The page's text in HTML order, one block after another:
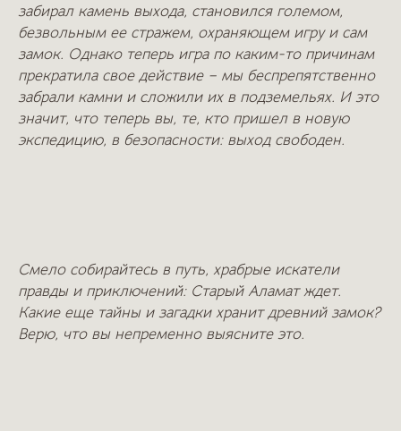
забирал камень выхода, становился големом,
безвольным ее стражем, охраняющем игру и сам
замок. Однако теперь игра по каким-то причинам
прекратила свое действие – мы беспрепятственно
забрали камни и сложили их в подземельях. И это
значит, что теперь вы, те, кто пришел в новую
экспедицию, в безопасности: выход свободен.
Смело собирайтесь в путь, храбрые искатели
правды и приключений: Старый Аламат ждет.
Какие еще тайны и загадки хранит древний замок?
Верю, что вы непременно выясните это.